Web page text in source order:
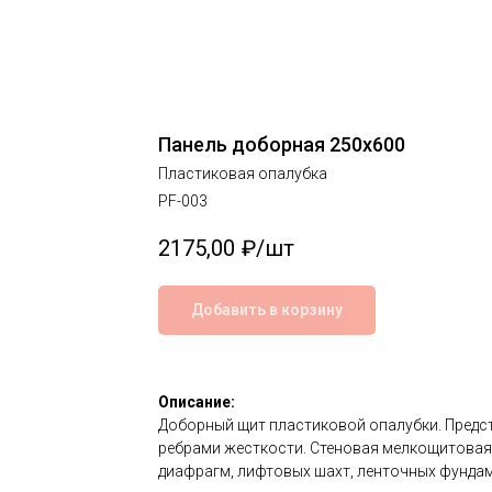
Панель доборная 250х600
Пластиковая опалубка
PF-003
2175,00 ₽/шт
Добавить в корзину
Описание:
Доборный щит пластиковой опалубки.
ребрами жесткости. Стеновая
диафрагм, лифтовых шахт, ленточных